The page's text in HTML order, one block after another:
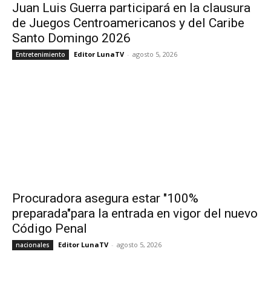
Juan Luis Guerra participará en la clausura
de Juegos Centroamericanos y del Caribe
Santo Domingo 2026
Entretenimiento Editor LunaTV - agosto 5, 2026
Procuradora asegura estar "100%
preparada"para la entrada en vigor del nuevo
Código Penal
nacionales Editor LunaTV - agosto 5, 2026